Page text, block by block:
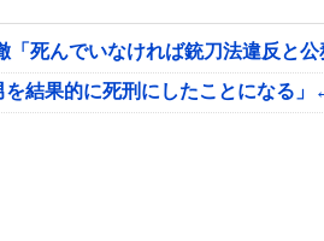
「死んでいなければ銃刀法違反と
を結果的に死刑にしたことになる